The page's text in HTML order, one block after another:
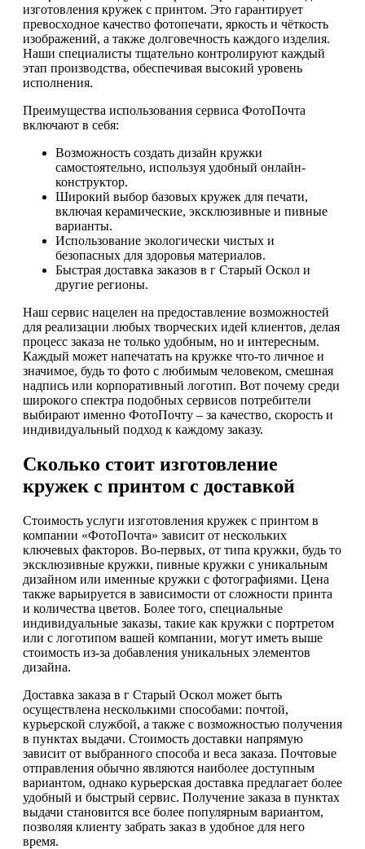
изготовления кружек с принтом. Это гарантирует
превосходное качество фотопечати, яркость и чёткость
изображений, а также долговечность каждого изделия.
Наши специалисты тщательно контролируют каждый
этап производства, обеспечивая высокий уровень
исполнения.
Преимущества использования сервиса ФотоПочта
включают в себя:
Возможность создать дизайн кружки
самостоятельно, используя удобный онлайн-
конструктор.
Широкий выбор базовых кружек для печати,
включая керамические, эксклюзивные и пивные
варианты.
Использование экологически чистых и
безопасных для здоровья материалов.
Быстрая доставка заказов в г Старый Оскол и
другие регионы.
Наш сервис нацелен на предоставление возможностей
для реализации любых творческих идей клиентов, делая
процесс заказа не только удобным, но и интересным.
Каждый может напечатать на кружке что-то личное и
значимое, будь то фото с любимым человеком, смешная
надпись или корпоративный логотип. Вот почему среди
широкого спектра подобных сервисов потребители
выбирают именно ФотоПочту – за качество, скорость и
индивидуальный подход к каждому заказу.
Сколько стоит изготовление
кружек с принтом с доставкой
Стоимость услуги изготовления кружек с принтом в
компании «ФотоПочта» зависит от нескольких
ключевых факторов. Во-первых, от типа кружки, будь то
эксклюзивные кружки, пивные кружки с уникальным
дизайном или именные кружки с фотографиями. Цена
также варьируется в зависимости от сложности принта
и количества цветов. Более того, специальные
индивидуальные заказы, такие как кружки с портретом
или с логотипом вашей компании, могут иметь выше
стоимость из-за добавления уникальных элементов
дизайна.
Доставка заказа в г Старый Оскол может быть
осуществлена несколькими способами: почтой,
курьерской службой, а также с возможностью получения
в пунктах выдачи. Стоимость доставки напрямую
зависит от выбранного способа и веса заказа. Почтовые
отправления обычно являются наиболее доступным
вариантом, однако курьерская доставка предлагает более
удобный и быстрый сервис. Получение заказа в пунктах
выдачи становится все более популярным вариантом,
позволяя клиенту забрать заказ в удобное для него
время.